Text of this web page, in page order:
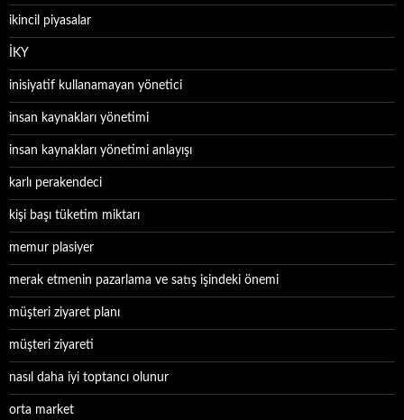
ikincil piyasalar
İKY
inisiyatif kullanamayan yönetici
insan kaynakları yönetimi
insan kaynakları yönetimi anlayışı
karlı perakendeci
kişi başı tüketim miktarı
memur plasiyer
merak etmenin pazarlama ve satış işindeki önemi
müşteri ziyaret planı
müşteri ziyareti
nasıl daha iyi toptancı olunur
orta market